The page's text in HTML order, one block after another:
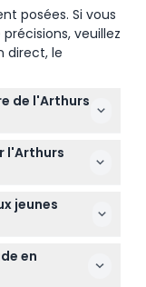
posées. Si vous
veuillez
direct, le
de l'Arthurs
à 18h30 en
il est fermé à
de
moment de
l'Arthurs
billet aller-
ici même
jeunes
avoir un
en